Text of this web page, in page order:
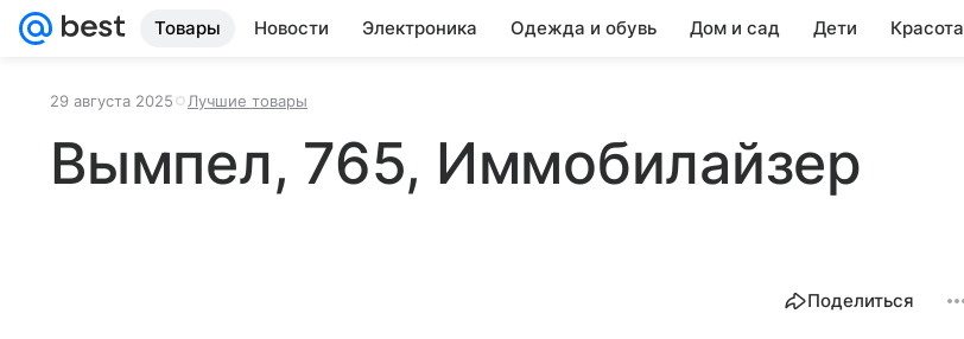
Товары Новости Электроника Одежда и обувь Дом и сад Дети Красота
29 августа 2025 Лучшие товары
Вымпел, 765, Иммобилайзер
Поделиться